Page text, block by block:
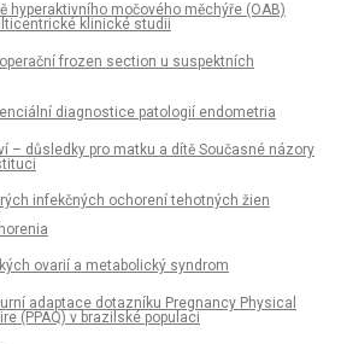
hyperaktivního močového měchýře (OAB)
klinické studii
frozen section u suspektních
diagnostice patologií endometria
– důsledky pro matku a dítě Současné názory
infekčných ochorení tehotných žien
ovarií a metabolický syndrom
adaptace dotazníku Pregnancy Physical
(PPAQ) v brazilské populaci